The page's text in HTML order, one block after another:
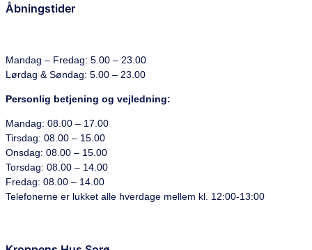
Åbningstider
Mandag – Fredag: 5.00 – 23.00
Lørdag & Søndag: 5.00 – 23.00
Personlig betjening og vejledning:
Mandag: 08.00 – 17.00
Tirsdag: 08.00 – 15.00
Onsdag: 08.00 – 15.00
Torsdag: 08.00 – 14.00
Fredag: 08.00 – 14.00
Telefonerne er lukket alle hverdage mellem kl. 12:00-13:00